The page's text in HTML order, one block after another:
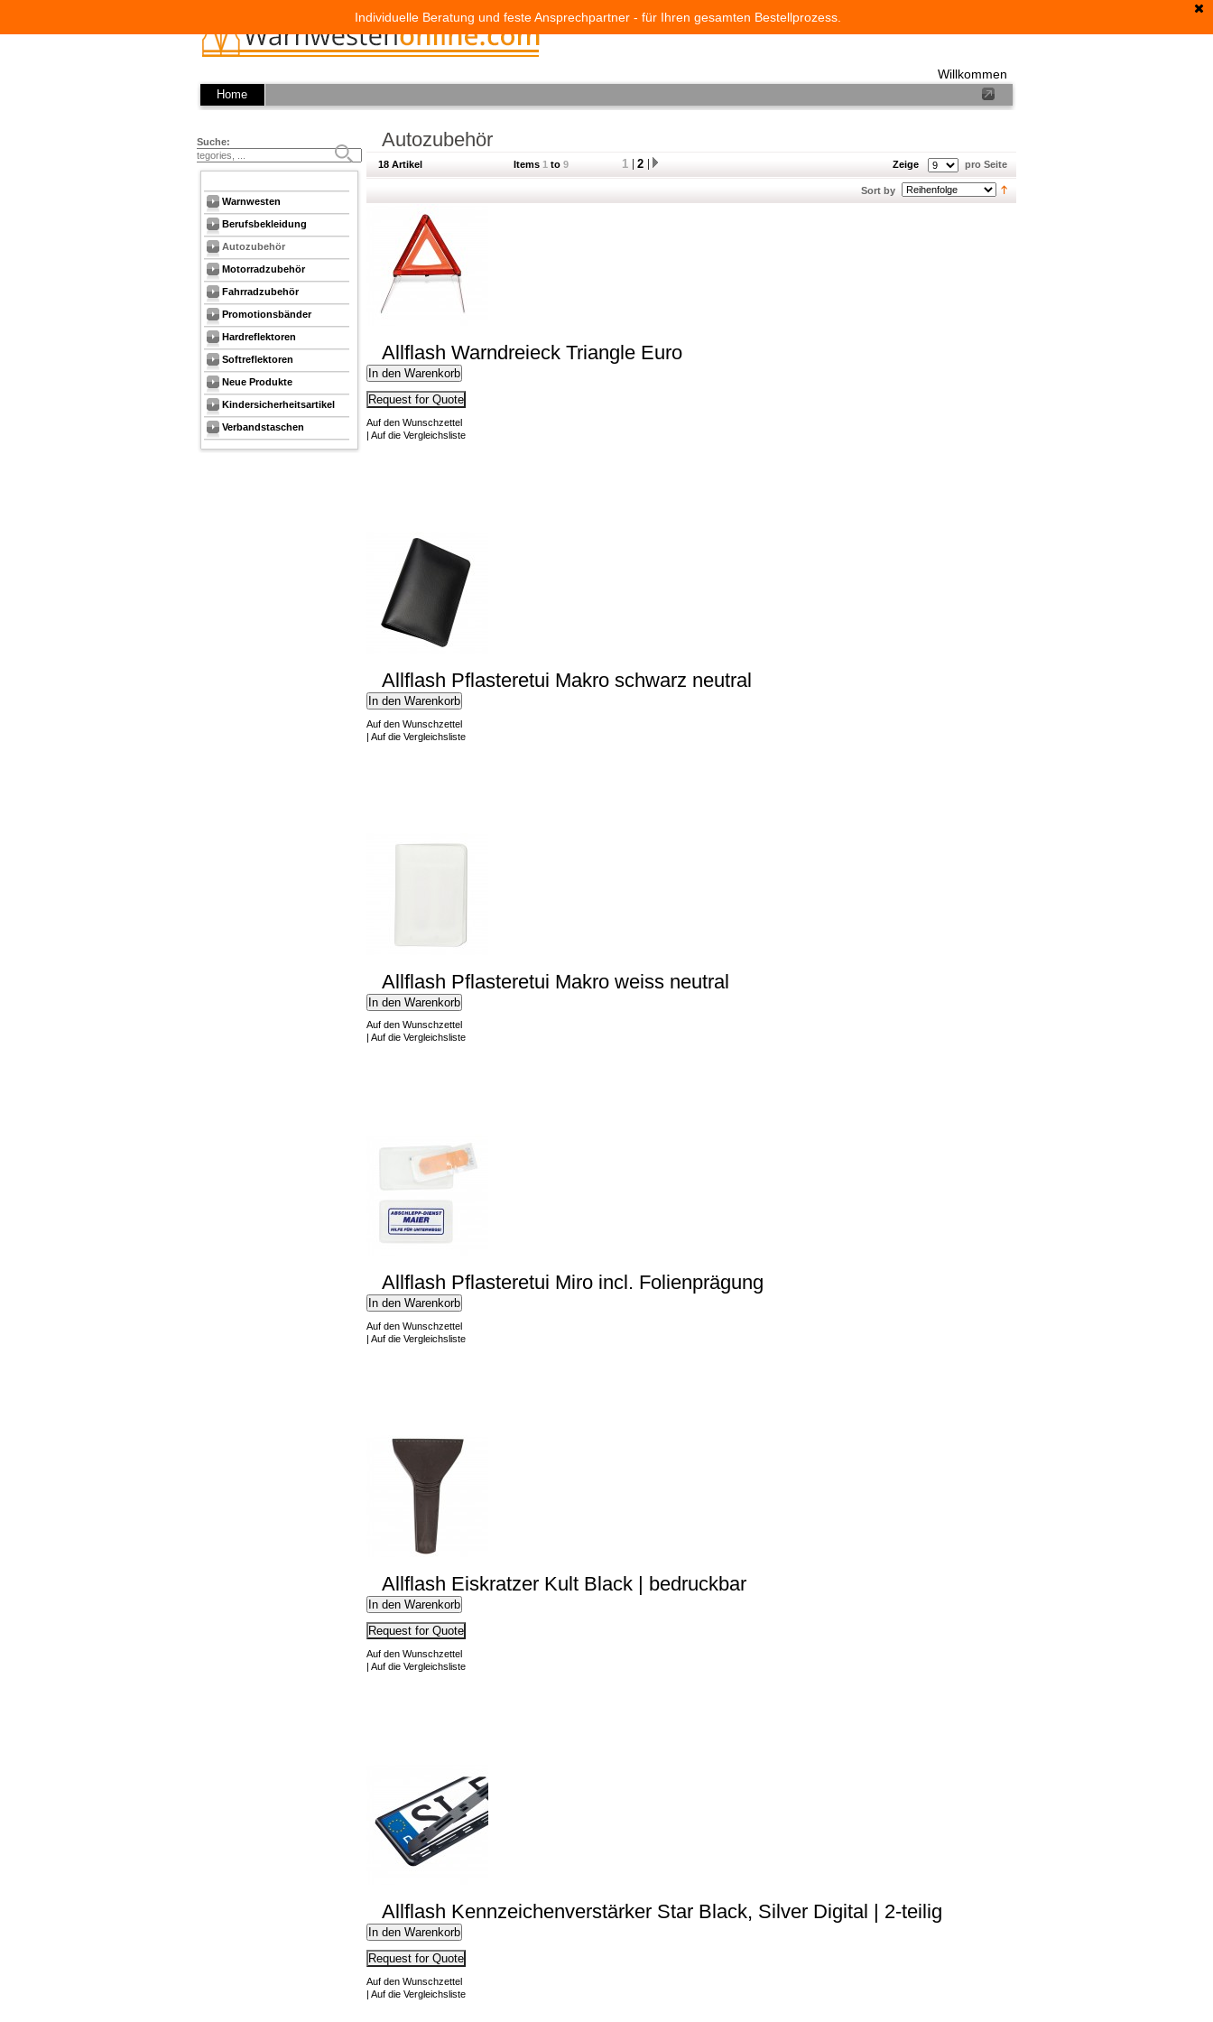
Individuelle Beratung und feste Ansprechpartner - für Ihren gesamten Bestellprozess.
Willkommen
Home
Autozubehör
18 Artikel Items 1 to 9 1 2 Zeige pro Seite
Sort by
Allflash Warndreieck Triangle Euro
In den Warenkorb
Request for Quote
Auf den Wunschzettel
| Auf die Vergleichsliste
Allflash Pflasteretui Makro schwarz neutral
In den Warenkorb
Auf den Wunschzettel
| Auf die Vergleichsliste
Allflash Pflasteretui Makro weiss neutral
In den Warenkorb
Auf den Wunschzettel
Auf die Vergleichsliste
Allflash Pflasteretui Miro incl. Folienprägung
In den Warenkorb
Auf den Wunschzettel
| Auf die Vergleichsliste
Allflash Eiskratzer Kult Black | bedruckbar
In den Warenkorb
Request for Quote
Auf den Wunschzettel
| Auf die Vergleichsliste
Allflash Kennzeichenverstärker Star Black, Silver Digital | 2-teilig
In den Warenkorb
Request for Quote
Auf den Wunschzettel
| Auf die Vergleichsliste
Suche:
Warnwesten
Berufsbekleidung
Autozubehör
Motorradzubehör
Fahrradzubehör
Promotionsbänder
Hardreflektoren
Softreflektoren
Neue Produkte
Kindersicherheitsartikel
Verbandstaschen